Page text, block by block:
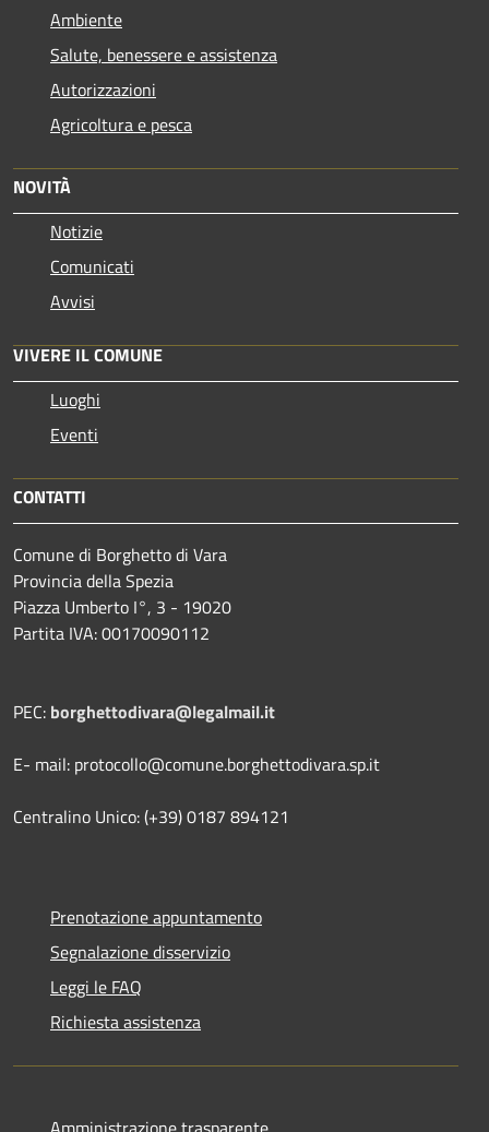
Ambiente
Salute, benessere e assistenza
Autorizzazioni
Agricoltura e pesca
NOVITÀ
Notizie
Comunicati
Avvisi
VIVERE IL COMUNE
Luoghi
Eventi
CONTATTI
Comune di Borghetto di Vara
Provincia della Spezia
Piazza Umberto I°, 3 - 19020
Partita IVA: 00170090112
PEC: borghettodivara@legalmail.it
E- mail: protocollo@comune.borghettodivara.sp.it
Centralino Unico: (+39) 0187 894121
Prenotazione appuntamento
Segnalazione disservizio
Leggi le FAQ
Richiesta assistenza